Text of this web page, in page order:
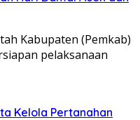
Kabupaten (Pemkab)
pelaksanaan
Kelola Pertanahan